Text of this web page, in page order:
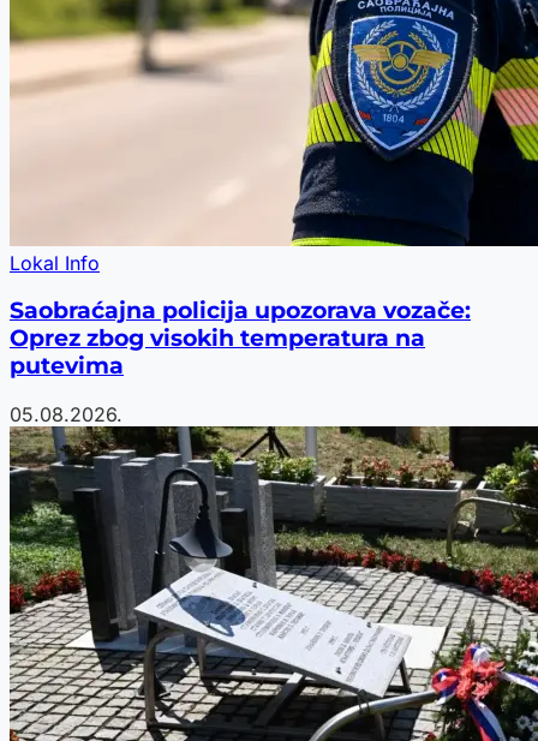
Lokal Info
Saobraćajna policija upozorava vozače:
Oprez zbog visokih temperatura na
putevima
05.08.2026.